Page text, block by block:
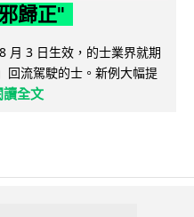
歸正"
月 3 日生效，的士業界就期
回流駕駛的士。新例大幅提
讀全文